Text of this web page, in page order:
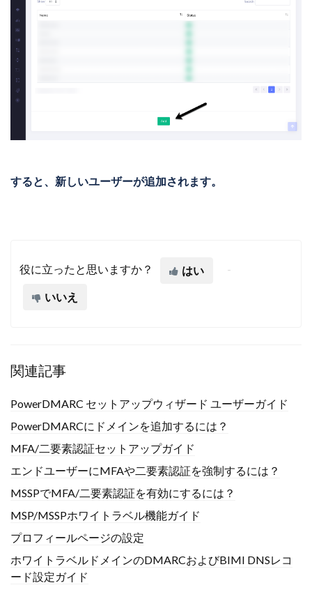
すると、新しいユーザーが追加されます。
役に立ったと思いますか？
はい
いいえ
関連記事
PowerDMARC セットアップウィザード ユーザーガイド
PowerDMARCにドメインを追加するには？
MFA/二要素認証セットアップガイド
エンドユーザーにMFAや二要素認証を強制するには？
MSSPでMFA/二要素認証を有効にするには？
MSP/MSSPホワイトラベル機能ガイド
プロフィールページの設定
ホワイトラベルドメインのDMARCおよびBIMI DNSレコ
ード設定ガイド